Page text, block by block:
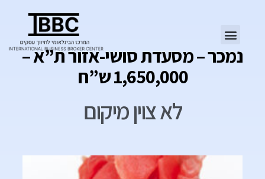
נמכר – מסעדת סושי-אזור ת”א –
1,650,000 ש”ח
לא צוין מיקום